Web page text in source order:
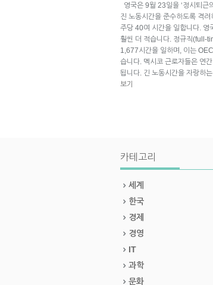
영국은 9월 23일을 ‘정시퇴
진 노동시간을 준수하도록 격
주당 40여 시간을 일합니다. 영
훨씬 더 적습니다. 정규직(full-
1,677시간을 일하며, 이는
습니다. 멕시코 근로자들은 연
됩니다. 긴 노동시간을 자랑하
보기
카테고리
세계
한국
경제
경영
IT
과학
문화